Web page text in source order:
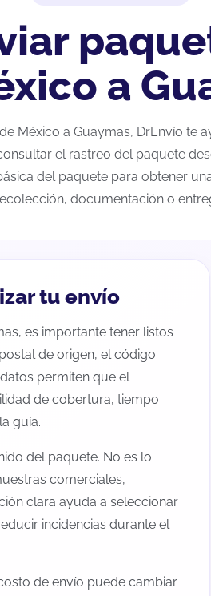
a
México a Guaymas, DrEnvío te
el rastreo del paquete
del paquete para obtener
documentación o
tu envío
es importante tener listos
de origen, el código
permiten que el
de cobertura, tiempo
guía.
del paquete. No es lo
comerciales,
clara ayuda a seleccionar
incidencias durante el
de envío puede cambiar